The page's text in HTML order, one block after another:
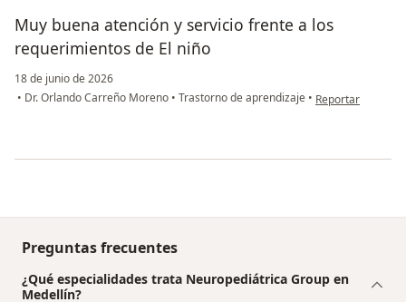
Muy buena atención y servicio frente a los
requerimientos de El niño
18 de junio de 2026
• Dr. Orlando Carreño Moreno • Trastorno de aprendizaje • en opinión del
Reportar
Preguntas frecuentes
¿Qué especialidades trata Neuropediátrica Group en
Medellín?